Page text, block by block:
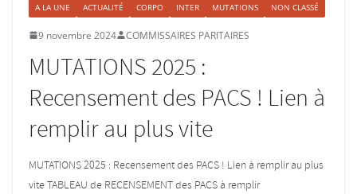
A LA UNE ACTUALITÉ CORPO INTER MUTATIONS NON CLASSÉ
9 novembre 2024 COMMISSAIRES PARITAIRES
MUTATIONS 2025 :
Recensement des PACS ! Lien à
remplir au plus vite
MUTATIONS 2025 : Recensement des PACS ! Lien à remplir au plus
vite TABLEAU de RECENSEMENT des PACS à remplir